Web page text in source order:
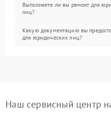
Выполняете ли вы ремонт для
лиц?
Какую документацию вы
для юридических лиц?
Наш сервисный центр